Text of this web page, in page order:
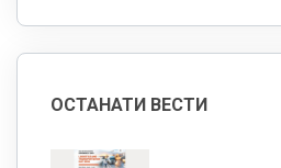
ОСТАНАТИ ВЕСТИ